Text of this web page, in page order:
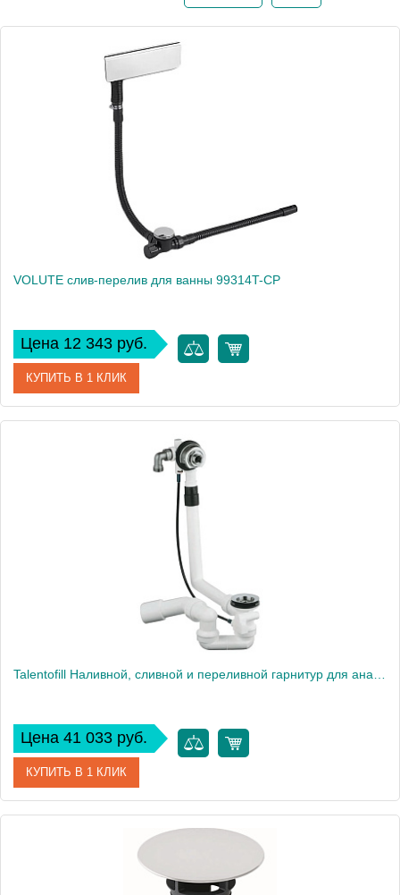
VOLUTE слив-перелив для ванны 99314T-CP
Цена 12 343 руб.
КУПИТЬ В 1 КЛИК
Цена 41 033 руб.
КУПИТЬ В 1 КЛИК